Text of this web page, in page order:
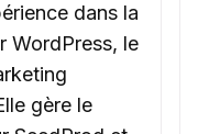
dans la
WordPress, le
gère le